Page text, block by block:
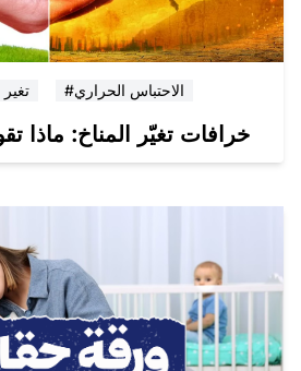
#الاحتباس الحراري
خرافات تغيّر المناخ: ماذا